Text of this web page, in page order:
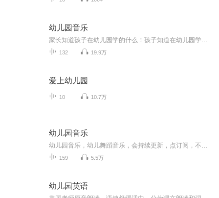
幼儿园音乐
132 19.9万
爱上幼儿园
10 10.7万
幼儿园音乐
159 5.5万
幼儿园英语